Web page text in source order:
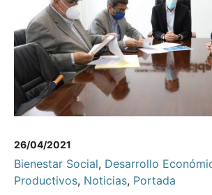
26/04/2021
Bienestar Social, Desarrollo
Productivos, Noticias, Portada